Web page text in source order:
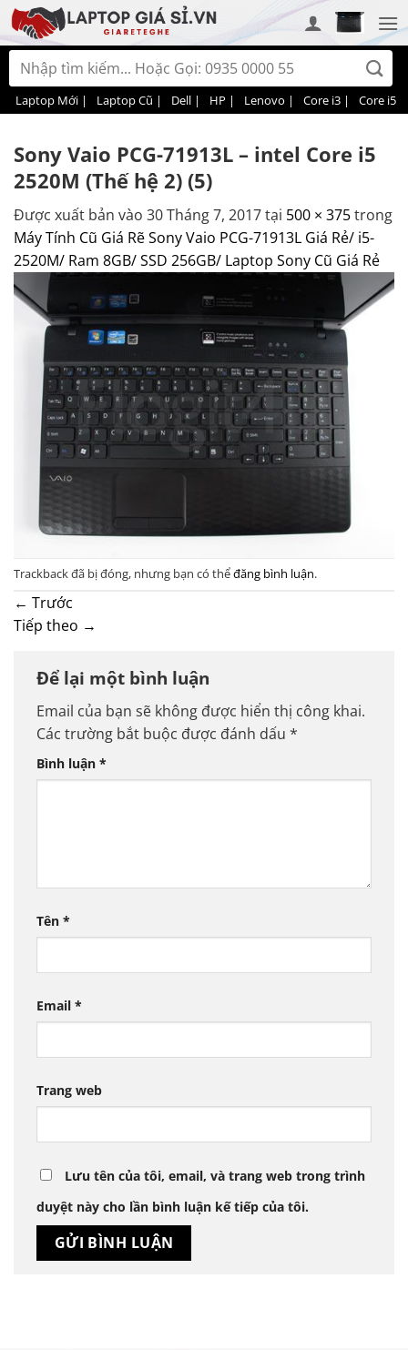
Bỏ
qua
nội
dung
Tìm
kiếm:
Laptop Mới | Laptop Cũ | Dell | HP | Lenovo | Core i3 | Core i5 |
Sony Vaio PCG-71913L – intel Core i5
2520M (Thế hệ 2) (5)
Được xuất bản vào 30 Tháng 7, 2017tại 500 × 375trong
Máy Tính Cũ Giá Rẽ Sony Vaio PCG-71913L Giá Rẻ/ i5-
2520M/ Ram 8GB/ SSD 256GB/ Laptop Sony Cũ Giá Rẻ
Trackback đã bị đóng, nhưng bạn có thểđăng bình luận.
← Trước
Tiếp theo →
Để lại một bình luận
Email của bạn sẽ không được hiển thị công khai.
Các trường bắt buộc được đánh dấu *
Bình luận *
Tên *
Email *
Trang web
Lưu tên của tôi, email, và trang web trong trình
duyệt này cho lần bình luận kế tiếp của tôi.